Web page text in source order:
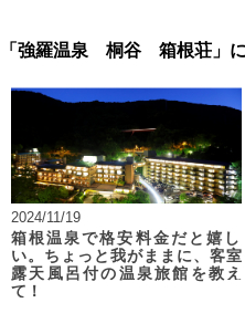
「強羅温泉 桐谷 箱根荘」
2024/11/19
箱根温泉で格安料金だと嬉し
い。ちょっと我がままに、客室
露天風呂付の温泉旅館を教え
て！